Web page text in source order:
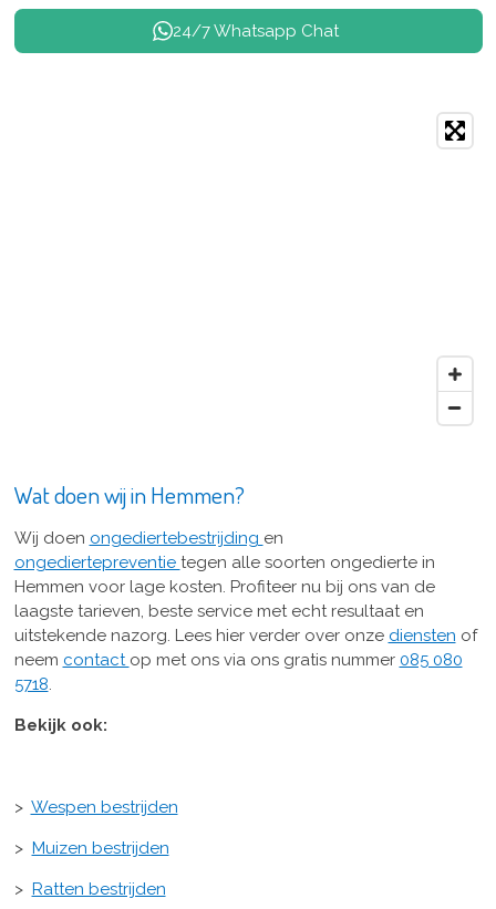
24/7 Whatsapp Chat
Wat doen wij in Hemmen?
Wij doen ongediertebestrijding en
ongediertepreventie tegen alle soorten ongedierte in
Hemmen voor lage kosten. Profiteer nu bij ons van de
laagste tarieven, beste service met echt resultaat en
uitstekende nazorg. Lees hier verder over onze diensten of
neem contact op met ons via ons gratis nummer 085 080
5718.
Bekijk ook:
> Wespen bestrijden
> Muizen bestrijden
> Ratten bestrijden